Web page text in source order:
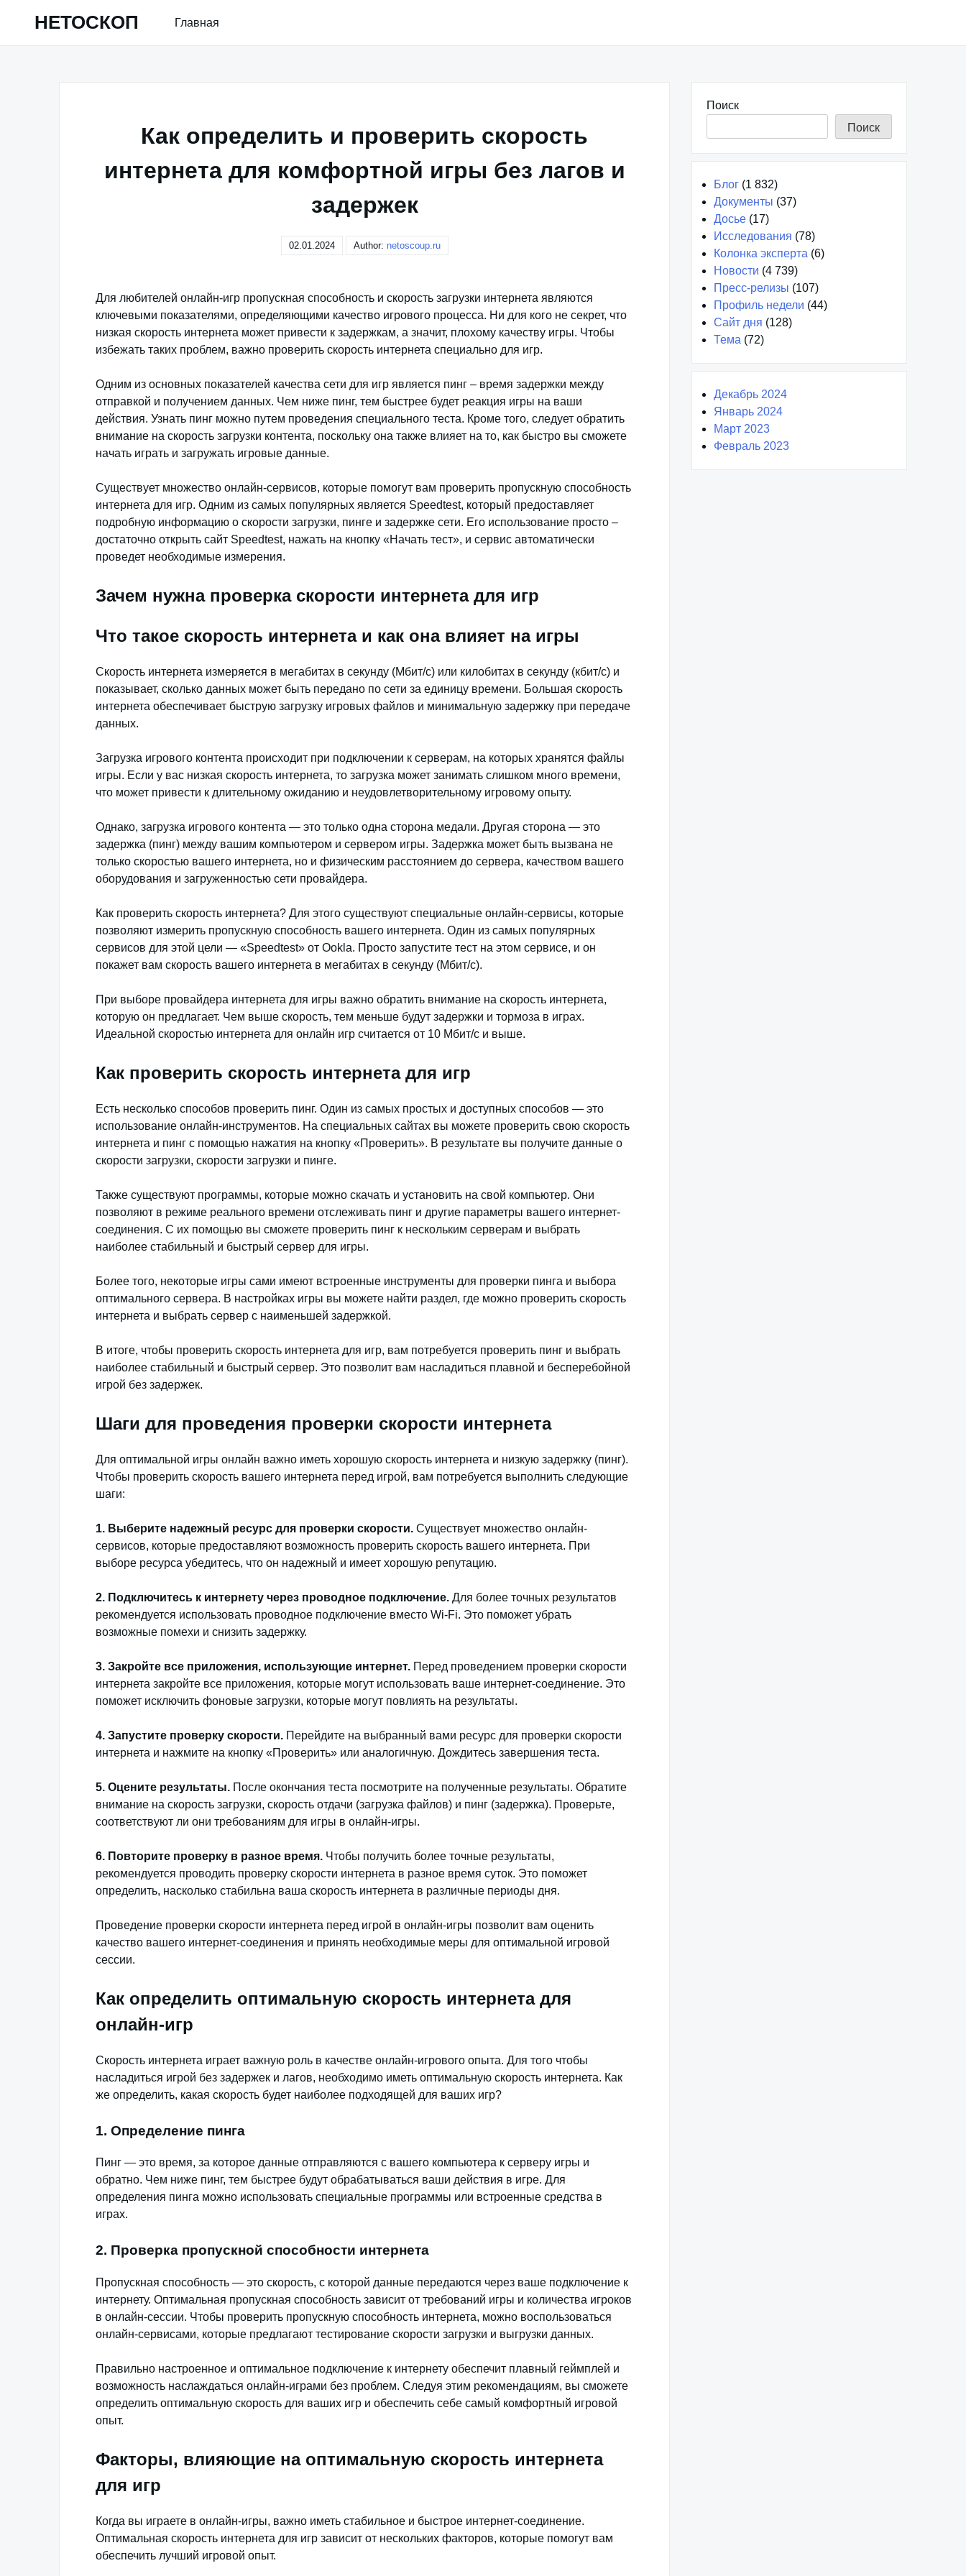
НЕТОСКОП Главная
Как определить и проверить скорость
интернета для комфортной игры без лагов и
задержек
02.01.2024 Author: netoscoup.ru
Для любителей онлайн-игр пропускная способность и скорость загрузки интернета являются
ключевыми показателями, определяющими качество игрового процесса. Ни для кого не секрет, что
низкая скорость интернета может привести к задержкам, а значит, плохому качеству игры. Чтобы
избежать таких проблем, важно проверить скорость интернета специально для игр.
Одним из основных показателей качества сети для игр является пинг – время задержки между
отправкой и получением данных. Чем ниже пинг, тем быстрее будет реакция игры на ваши
действия. Узнать пинг можно путем проведения специального теста. Кроме того, следует обратить
внимание на скорость загрузки контента, поскольку она также влияет на то, как быстро вы сможете
начать играть и загружать игровые данные.
Существует множество онлайн-сервисов, которые помогут вам проверить пропускную способность
интернета для игр. Одним из самых популярных является Speedtest, который предоставляет
подробную информацию о скорости загрузки, пинге и задержке сети. Его использование просто –
достаточно открыть сайт Speedtest, нажать на кнопку «Начать тест», и сервис автоматически
проведет необходимые измерения.
Зачем нужна проверка скорости интернета для игр
Что такое скорость интернета и как она влияет на игры
Скорость интернета измеряется в мегабитах в секунду (Мбит/с) или килобитах в секунду (кбит/с) и
показывает, сколько данных может быть передано по сети за единицу времени. Большая скорость
интернета обеспечивает быструю загрузку игровых файлов и минимальную задержку при передаче
данных.
Загрузка игрового контента происходит при подключении к серверам, на которых хранятся файлы
игры. Если у вас низкая скорость интернета, то загрузка может занимать слишком много времени,
что может привести к длительному ожиданию и неудовлетворительному игровому опыту.
Однако, загрузка игрового контента — это только одна сторона медали. Другая сторона — это
задержка (пинг) между вашим компьютером и сервером игры. Задержка может быть вызвана не
только скоростью вашего интернета, но и физическим расстоянием до сервера, качеством вашего
оборудования и загруженностью сети провайдера.
Как проверить скорость интернета? Для этого существуют специальные онлайн-сервисы, которые
позволяют измерить пропускную способность вашего интернета. Один из самых популярных
сервисов для этой цели — «Speedtest» от Ookla. Просто запустите тест на этом сервисе, и он
покажет вам скорость вашего интернета в мегабитах в секунду (Мбит/с).
При выборе провайдера интернета для игры важно обратить внимание на скорость интернета,
которую он предлагает. Чем выше скорость, тем меньше будут задержки и тормоза в играх.
Идеальной скоростью интернета для онлайн игр считается от 10 Мбит/с и выше.
Как проверить скорость интернета для игр
Есть несколько способов проверить пинг. Один из самых простых и доступных способов — это
использование онлайн-инструментов. На специальных сайтах вы можете проверить свою скорость
интернета и пинг с помощью нажатия на кнопку «Проверить». В результате вы получите данные о
скорости загрузки, скорости загрузки и пинге.
Также существуют программы, которые можно скачать и установить на свой компьютер. Они
позволяют в режиме реального времени отслеживать пинг и другие параметры вашего интернет-
соединения. С их помощью вы сможете проверить пинг к нескольким серверам и выбрать
наиболее стабильный и быстрый сервер для игры.
Более того, некоторые игры сами имеют встроенные инструменты для проверки пинга и выбора
оптимального сервера. В настройках игры вы можете найти раздел, где можно проверить скорость
интернета и выбрать сервер с наименьшей задержкой.
В итоге, чтобы проверить скорость интернета для игр, вам потребуется проверить пинг и выбрать
наиболее стабильный и быстрый сервер. Это позволит вам насладиться плавной и бесперебойной
игрой без задержек.
Шаги для проведения проверки скорости интернета
Для оптимальной игры онлайн важно иметь хорошую скорость интернета и низкую задержку (пинг).
Чтобы проверить скорость вашего интернета перед игрой, вам потребуется выполнить следующие
шаги:
1. Выберите надежный ресурс для проверки скорости. Существует множество онлайн-
сервисов, которые предоставляют возможность проверить скорость вашего интернета. При
выборе ресурса убедитесь, что он надежный и имеет хорошую репутацию.
2. Подключитесь к интернету через проводное подключение. Для более точных результатов
рекомендуется использовать проводное подключение вместо Wi-Fi. Это поможет убрать
возможные помехи и снизить задержку.
3. Закройте все приложения, использующие интернет. Перед проведением проверки скорости
интернета закройте все приложения, которые могут использовать ваше интернет-соединение. Это
поможет исключить фоновые загрузки, которые могут повлиять на результаты.
4. Запустите проверку скорости. Перейдите на выбранный вами ресурс для проверки скорости
интернета и нажмите на кнопку «Проверить» или аналогичную. Дождитесь завершения теста.
5. Оцените результаты. После окончания теста посмотрите на полученные результаты. Обратите
внимание на скорость загрузки, скорость отдачи (загрузка файлов) и пинг (задержка). Проверьте,
соответствуют ли они требованиям для игры в онлайн-игры.
6. Повторите проверку в разное время. Чтобы получить более точные результаты,
рекомендуется проводить проверку скорости интернета в разное время суток. Это поможет
определить, насколько стабильна ваша скорость интернета в различные периоды дня.
Проведение проверки скорости интернета перед игрой в онлайн-игры позволит вам оценить
качество вашего интернет-соединения и принять необходимые меры для оптимальной игровой
сессии.
Как определить оптимальную скорость интернета для
онлайн-игр
Скорость интернета играет важную роль в качестве онлайн-игрового опыта. Для того чтобы
насладиться игрой без задержек и лагов, необходимо иметь оптимальную скорость интернета. Как
же определить, какая скорость будет наиболее подходящей для ваших игр?
1. Определение пинга
Пинг — это время, за которое данные отправляются с вашего компьютера к серверу игры и
обратно. Чем ниже пинг, тем быстрее будут обрабатываться ваши действия в игре. Для
определения пинга можно использовать специальные программы или встроенные средства в
играх.
2. Проверка пропускной способности интернета
Пропускная способность — это скорость, с которой данные передаются через ваше подключение к
интернету. Оптимальная пропускная способность зависит от требований игры и количества игроков
в онлайн-сессии. Чтобы проверить пропускную способность интернета, можно воспользоваться
онлайн-сервисами, которые предлагают тестирование скорости загрузки и выгрузки данных.
Правильно настроенное и оптимальное подключение к интернету обеспечит плавный геймплей и
возможность наслаждаться онлайн-играми без проблем. Следуя этим рекомендациям, вы сможете
определить оптимальную скорость для ваших игр и обеспечить себе самый комфортный игровой
опыт.
Факторы, влияющие на оптимальную скорость интернета
для игр
Когда вы играете в онлайн-игры, важно иметь стабильное и быстрое интернет-соединение.
Оптимальная скорость интернета для игр зависит от нескольких факторов, которые помогут вам
обеспечить лучший игровой опыт.
Поиск
Поиск
Блог (1 832)
Документы (37)
Досье (17)
Исследования (78)
Колонка эксперта (6)
Новости (4 739)
Пресс-релизы (107)
Профиль недели (44)
Сайт дня (128)
Тема (72)
Декабрь 2024
Январь 2024
Март 2023
Февраль 2023